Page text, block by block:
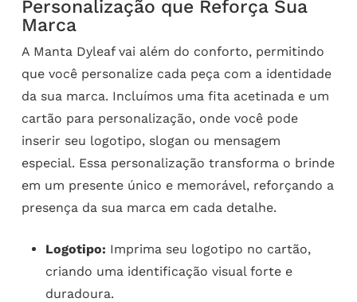
Personalização que Reforça Sua
Marca
A Manta Dyleaf vai além do conforto, permitindo
que você personalize cada peça com a identidade
da sua marca. Incluímos uma fita acetinada e um
cartão para personalização, onde você pode
inserir seu logotipo, slogan ou mensagem
especial. Essa personalização transforma o brinde
em um presente único e memorável, reforçando a
presença da sua marca em cada detalhe.
Logotipo: Imprima seu logotipo no cartão,
criando uma identificação visual forte e
duradoura.